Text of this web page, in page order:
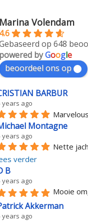
Marina Volendam
op 648
powered byGoogle
beoordeel ons op
BARBUR
years ago
Montagne
years ago
Nette
verder
B
years ago
Mooie
Akkerman
years ago